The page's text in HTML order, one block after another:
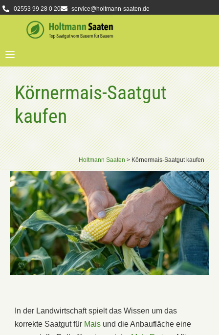
02553 99 28 0 20 service@holtmann-saaten.de
Körnermais-Saatgut
kaufen
Holtmann Saaten>Körnermais-Saatgut kaufen
In der Landwirtschaft spielt das Wissen um das
korrekte Saatgut für Mais und die Anbaufläche eine